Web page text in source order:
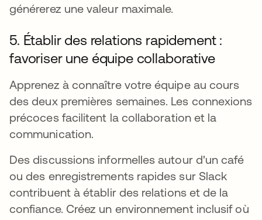
générerez une valeur maximale.
5. Établir des relations rapidement :
favoriser une équipe collaborative
Apprenez à connaître votre équipe au cours
des deux premières semaines. Les connexions
précoces facilitent la collaboration et la
communication.
Des discussions informelles autour d'un café
ou des enregistrements rapides sur Slack
contribuent à établir des relations et de la
confiance. Créez un environnement inclusif où